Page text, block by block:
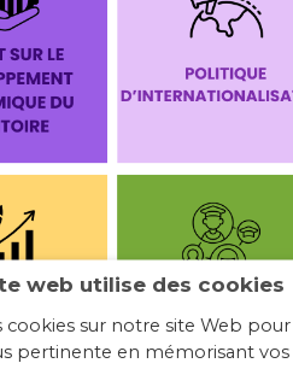
web utilise des cookies
cookies sur notre site Web
pertinente en mémorisant vos